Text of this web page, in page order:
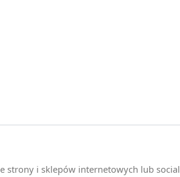
strony i sklepów internetowych lub social